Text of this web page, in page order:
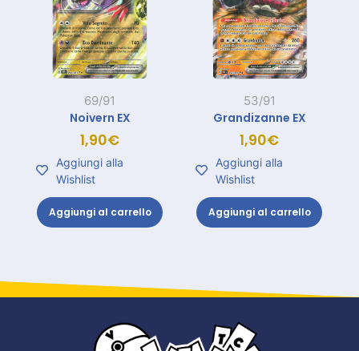
69/91
Noivern EX
1,90€
Aggiungi alla
Wishlist
Aggiungi al carrello
53/91
Grandizanne EX
1,90€
Aggiungi alla
Wishlist
Aggiungi al carrello